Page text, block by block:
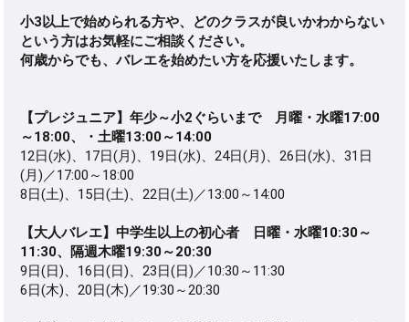
小3以上で始められる方や、どのクラスが良いかわからない
という方はお気軽にご相談ください。
何歳からでも、バレエを始めたい方を応援いたします。
【プレジュニア】年少～小2ぐらいまで 月曜・水曜17:00
～18:00、・土曜13:00～14:00
12日(水)、17日(月)、19日(水)、24日(月)、26日(水)、31日
(月)／17:00～18:00
8日(土)、15日(土)、22日(土)／13:00～14:00
【大人バレエ】中学生以上の初心者 日曜・水曜10:30～
11:30、隔週木曜19:30～20:30
9日(日)、16 日(日)、23日(日)／10:30～11:30
6日(木)、20 日(木)／19:30～20:30